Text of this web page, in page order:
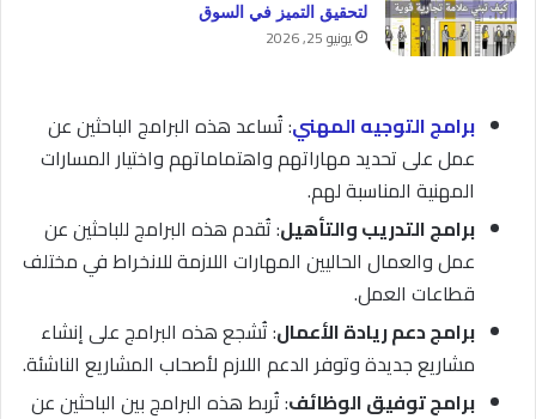
لتحقيق التميز في السوق
يونيو 25, 2026
برامج التوجيه المهني: تُساعد هذه البرامج الباحثين عن
عمل على تحديد مهاراتهم واهتماماتهم واختيار المسارات
المهنية المناسبة لهم.
برامج التدريب والتأهيل: تُقدم هذه البرامج للباحثين عن
عمل والعمال الحاليين المهارات اللازمة للانخراط في مختلف
قطاعات العمل.
برامج دعم ريادة الأعمال: تُشجع هذه البرامج على إنشاء
مشاريع جديدة وتوفر الدعم اللازم لأصحاب المشاريع الناشئة.
برامج توفيق الوظائف: تُربط هذه البرامج بين الباحثين عن